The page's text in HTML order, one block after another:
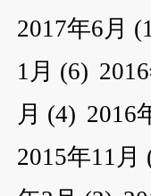
2017年6月
1月 (6)
月 (4) 2016
2015年11月